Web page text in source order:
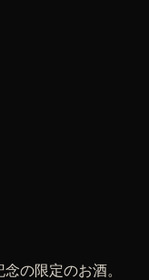
の限定のお酒。